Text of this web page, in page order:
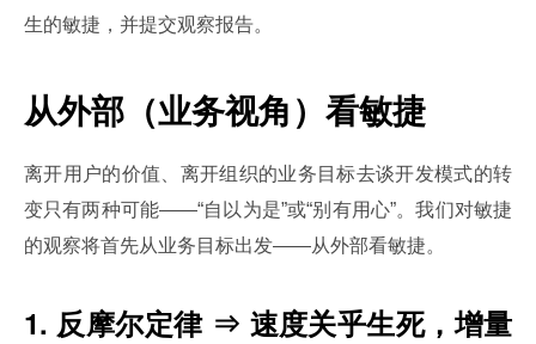
生的敏捷，并提交观察报告。
从外部（业务视角）看敏捷
离开用户的价值、离开组织的业务目标去谈开发模式的转
变只有两种可能——“自以为是”或“别有用心”。我们对敏捷
的观察将首先从业务目标出发——从外部看敏捷。
1. 反摩尔定律 ⇒ 速度关乎生死，增量